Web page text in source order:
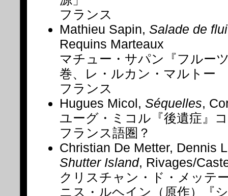
フランス
Mathieu Sapin, Salade de
Requins Marteaux
マチュー・サパン『フルー
巻、レ・ルカン・マルトー
フランス
Hugues Micol, Séquelles,
ユーグ・ミコル『後遺症』
フランス語圏？
Christian De Metter, Dennis
Shutter Island, Rivages/
クリスチャン・ド・メッテ
ニス・ルヘイン（原作）『